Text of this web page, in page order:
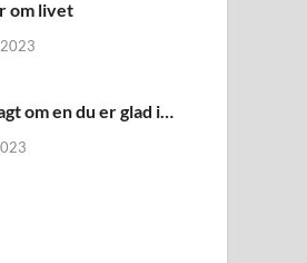
om livet
om en du er glad i…